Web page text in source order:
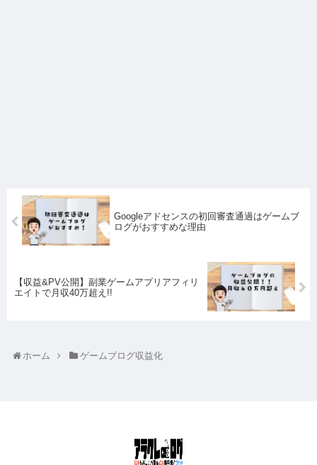
Googleアドセンスの初回審査通過はゲームブ
ログがおすすめな理由
【収益&PV公開】副業ゲームアプリアフィリ
エイトで月収40万超え!!
ホーム ゲームブログ収益化